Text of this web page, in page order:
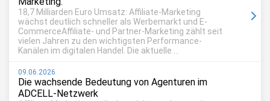
18,7 Milliarden Euro Umsatz: Affiliate-Marketing
wächst deutlich schneller als Werbemarkt und E-
CommerceAffiliate- und Partner-Marketing zählt seit
vielen Jahren zu den wichtigsten Performance-
Kanälen im digitalen Handel. Die aktuelle ...
09.06.2026
Die wachsende Bedeutung von Agenturen im
ADCELL-Netzwerk